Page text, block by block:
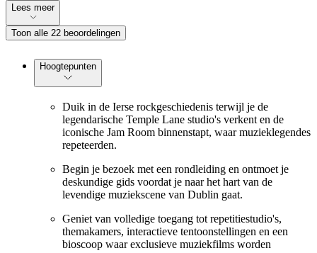
Lees meer
Toon alle 22 beoordelingen
Hoogtepunten
Duik in de Ierse rockgeschiedenis terwijl je de
legendarische Temple Lane studio's verkent en de
iconische Jam Room binnenstapt, waar muzieklegendes
repeteerden.
Begin je bezoek met een rondleiding en ontmoet je
deskundige gids voordat je naar het hart van de
levendige muziekscene van Dublin gaat.
Geniet van volledige toegang tot repetitiestudio's,
themakamers, interactieve tentoonstellingen en een
bioscoop waar exclusieve muziekfilms worden